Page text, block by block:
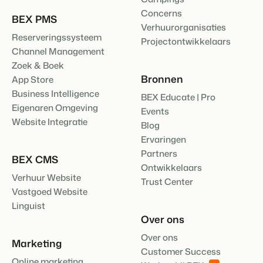
Klantverhaal Hofparken
BEX PMS
Reserveringssysteem
Channel Management
Zoek & Boek
App Store
Business Intelligence
Eigenaren Omgeving
Website Integratie
BEX CMS
Verhuur Website
Vastgoed Website
Linguist
Marketing
Concerns
Verhuurorganisaties
Projectontwikkelaars
Bronnen
BEX Educate | Pro
Events
Blog
Ervaringen
Partners
Ontwikkelaars
Trust Center
Over ons
Over ons
Customer Success